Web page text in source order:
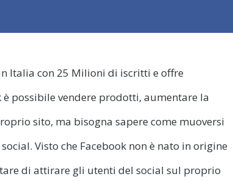
Italia con 25 Milioni di iscritti e offre
possibile vendere prodotti, aumentare la
sito, ma bisogna sapere come muoversi
Visto che Facebook non è nato in origine
di attirare gli utenti del social sul proprio